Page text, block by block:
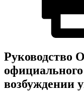
Руководство
возбуждении